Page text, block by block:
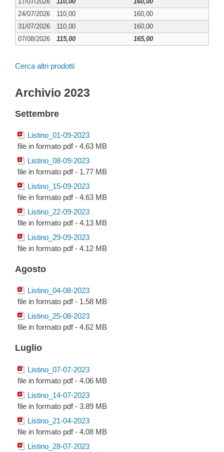
24/07/2026
110,00
160,00
31/07/2026
110,00
160,00
07/08/2026
115,00 165,00
Cerca altri prodotti
Archivio 2023
Settembre
Listino_01-09-2023
file in formato pdf - 4.63 MB
Listino_08-09-2023
file in formato pdf - 1.77 MB
Listino_15-09-2023
file in formato pdf - 4.63 MB
Listino_22-09-2023
file in formato pdf - 4.13 MB
Listino_29-09-2023
file in formato pdf - 4.12 MB
Agosto
Listino_04-08-2023
file in formato pdf - 1.58 MB
Listino_25-08-2023
file in formato pdf - 4.62 MB
Luglio
Listino_07-07-2023
file in formato pdf - 4.06 MB
Listino_14-07-2023
file in formato pdf - 3.89 MB
Listino_21-04-2023
file in formato pdf - 4.08 MB
Listino_28-07-2023